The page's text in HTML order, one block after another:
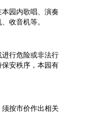
园内歌唱、演奏
收音机等。
行危险或非法行
安秩序，本园有
按市价作出相关